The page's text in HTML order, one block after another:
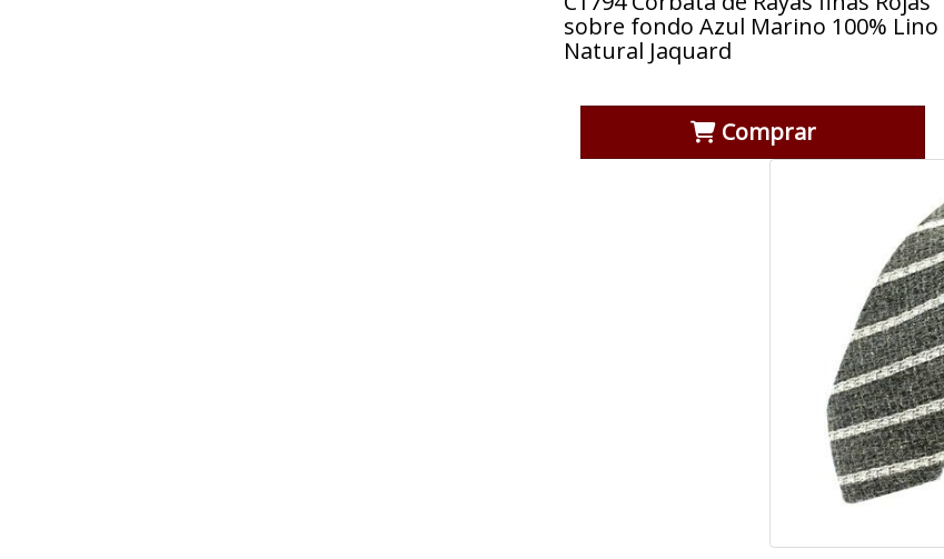
sobre fondo Azul Marino 100% Lino
Natural Jaquard
Comprar